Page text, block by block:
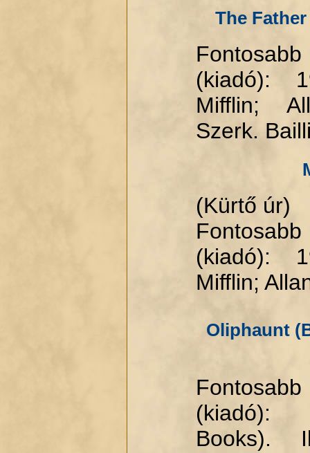
The
(kiadó):
Mifflin;
Szerk.
(Kürtő úr)
(kiadó):
Mifflin;
Oliphaunt
(kiadó):
Books).